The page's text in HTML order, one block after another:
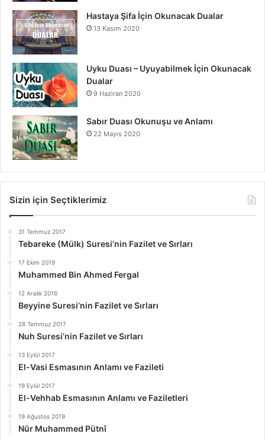
Hastaya Şifa İçin Okunacak Dualar
13 Kasım 2020
Uyku Duası – Uyuyabilmek İçin Okunacak
Dualar
9 Haziran 2020
Sabır Duası Okunuşu ve Anlamı
22 Mayıs 2020
Sizin için Seçtiklerimiz
31 Temmuz 2017
Tebareke (Mülk) Suresi’nin Fazilet ve Sırları
17 Ekim 2019
Muhammed Bin Ahmed Fergal
12 Aralık 2016
Beyyine Suresi’nin Fazilet ve Sırları
28 Temmuz 2017
Nuh Suresi’nin Fazilet ve Sırları
13 Eylül 2017
El-Vasi Esmasının Anlamı ve Fazileti
19 Eylül 2017
El-Vehhab Esmasının Anlamı ve Faziletleri
19 Ağustos 2019
Nûr Muhammed Pütnî